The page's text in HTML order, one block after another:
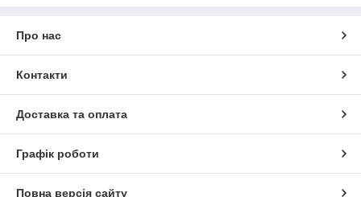
Про нас
Контакти
Доставка та оплата
Графік роботи
Повна версія сайту